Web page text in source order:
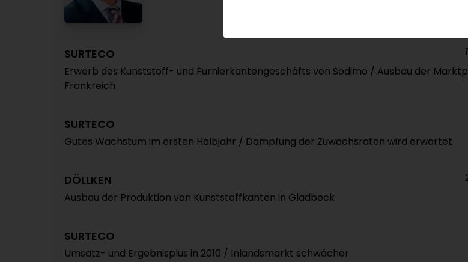
SURTECO
Erwerb des Kunststoff- und Furnierkantengeschäfts von Sodimo / Ausbau der
Frankreich
SURTECO
Gutes Wachstum im ersten Halbjahr / Dämpfung der Zuwachsraten wird erwartet
DÖLLKEN
Ausbau der Produktion von Kunststoffkanten in Gladbeck
SURTECO
Umsatz- und Ergebnisplus in 2010 / Inlandsmarkt schwächer